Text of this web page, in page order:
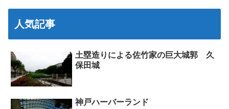
人気記事
土塁造りによる佐竹家の巨大城郭 久
保田城
神戸ハーバーランド